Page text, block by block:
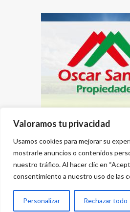
Valoramos tu privacidad
Usamos cookies para mejorar su
mostrarle anuncios o contenidos
nuestro tráfico. Al hacer clic en
consentimiento a nuestro uso de las
Personalizar Rechazar todo
Desarrollado por